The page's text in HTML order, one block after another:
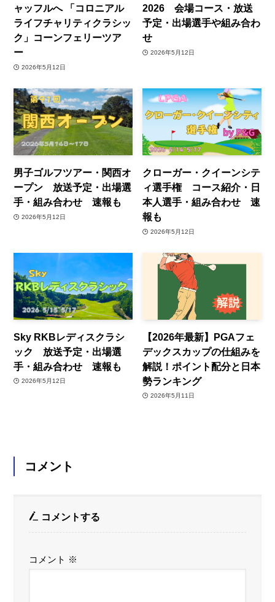
ャッフルへ 「コロニアル
ライフチャリティクラシッ
ク」コーンフェリーツア
ー
2026年5月12日
2026 会場コース・放送
予定・出場選手や組み合わ
せ
2026年5月12日
男子ゴルフツアー・関西オ
ープン 放送予定・出場選
手・組み合わせ 速報も
2026年5月12日
クローガー・クイーンシテ
ィ選手権 コース紹介・日
本人選手・組み合わせ 速
報も
2026年5月12日
Sky RKBレディスクラシ
ック 放送予定・出場選
手・組み合わせ 速報も
2026年5月12日
【2026年最新】PGAフェ
デックスカップの仕組みを
解説！ポイント配分と日本
勢ランキング
2026年5月11日
コメント
コメントする
コメント ※